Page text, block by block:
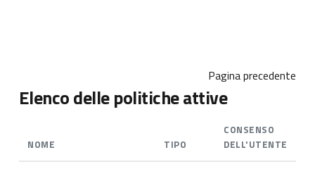
Pagina precedente
Elenco delle politiche attive
NOME TIPO
CONSENSO
DELL'UTENTE